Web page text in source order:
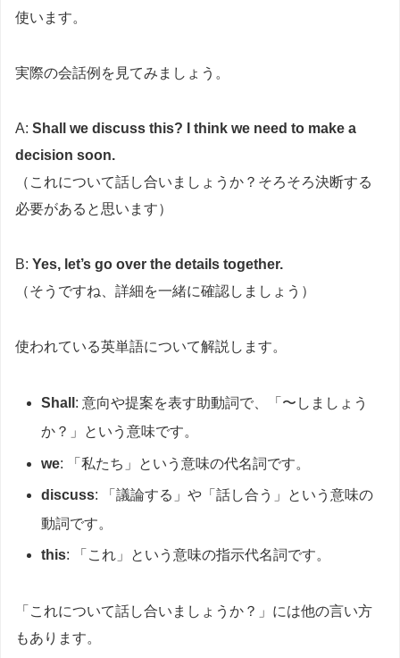
使います。
実際の会話例を見てみましょう。
A: Shall we discuss this? I think we need to make a
decision soon.
（これについて話し合いましょうか？そろそろ決断する
必要があると思います）
B: Yes, let’s go over the details together.
（そうですね、詳細を一緒に確認しましょう）
使われている英単語について解説します。
Shall : 意向や提案を表す助動詞で、「〜しましょう
か？」という意味です。
we: 「私たち」という意味の代名詞です。
discuss: 「議論する」や「話し合う」という意味の
動詞です。
this: 「これ」という意味の指示代名詞です。
「これについて話し合いましょうか？」には他の言い方
もあります。